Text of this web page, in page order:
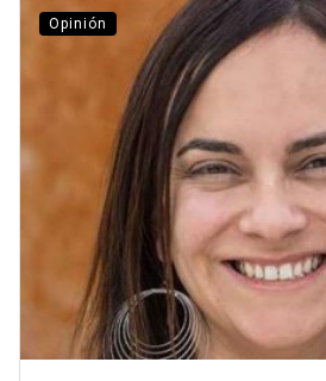
Opinión